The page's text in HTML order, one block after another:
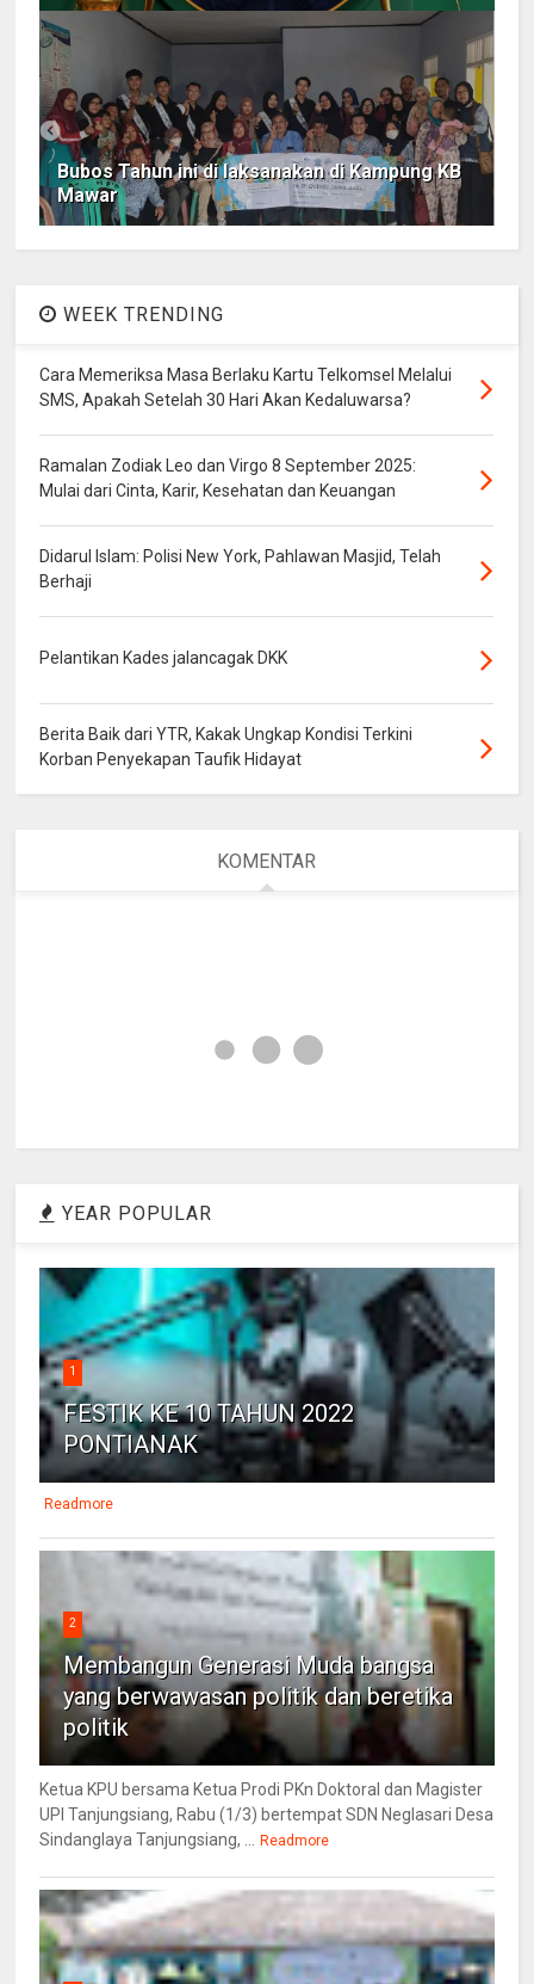
Bubos Tahun ini di laksanakan di Kampung KB
Mawar
WEEK TRENDING
Cara Memeriksa Masa Berlaku Kartu Telkomsel Melalui
SMS, Apakah Setelah 30 Hari Akan Kedaluwarsa?
Ramalan Zodiak Leo dan Virgo 8 September 2025:
Mulai dari Cinta, Karir, Kesehatan dan Keuangan
Didarul Islam: Polisi New York, Pahlawan Masjid, Telah
Berhaji
Pelantikan Kades jalancagak DKK
Berita Baik dari YTR, Kakak Ungkap Kondisi Terkini
Korban Penyekapan Taufik Hidayat
KOMENTAR
YEAR POPULAR
1
FESTIK KE 10 TAHUN 2022
PONTIANAK
Readmore
2
Membangun Generasi Muda bangsa
yang berwawasan politik dan beretika
politik
Ketua KPU bersama Ketua Prodi PKn Doktoral dan Magister
UPI Tanjungsiang, Rabu (1/3) bertempat SDN Neglasari Desa
Sindanglaya Tanjungsiang, ...
Readmore